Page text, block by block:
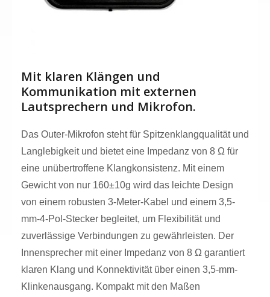
Mit klaren Klängen und
Kommunikation mit externen
Lautsprechern und Mikrofon.
Das Outer-Mikrofon steht für Spitzenklangqualität und
Langlebigkeit und bietet eine Impedanz von 8 Ω für
eine unübertroffene Klangkonsistenz. Mit einem
Gewicht von nur 160±10g wird das leichte Design
von einem robusten 3-Meter-Kabel und einem 3,5-
mm-4-Pol-Stecker begleitet, um Flexibilität und
zuverlässige Verbindungen zu gewährleisten. Der
Innensprecher mit einer Impedanz von 8 Ω garantiert
klaren Klang und Konnektivität über einen 3,5-mm-
Klinkenausgang. Kompakt mit den Maßen